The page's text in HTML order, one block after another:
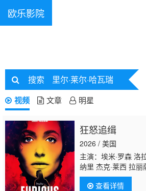
欧乐影院
搜索 里尔·莱尔·哈瓦瑞
视频 文章 明星
狂怒追缉
2026 / 美国
主演：埃米·罗森 洛
纳里 杰克·莱西 拉丽
Carrillo A·J·帕拉托
·斯塔尔曼 杰里米·
查看详情